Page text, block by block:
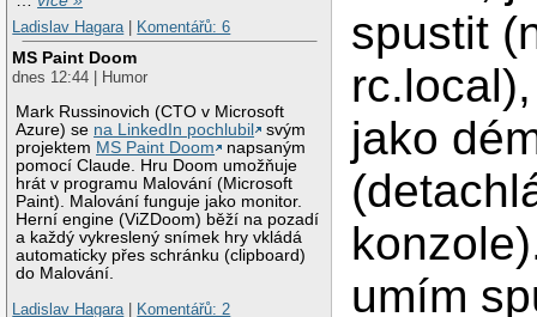
Ladislav Hagara
Komentářů: 6
MS Paint Doom
dnes 12:44 | Humor
Mark Russinovich (CTO v Microsoft
Azure) se na LinkedIn pochlubil
svým
projektem MS Paint Doom
napsaným
pomocí Claude. Hru Doom umožňuje
hrát v programu Malování (Microsoft
Paint). Malování funguje jako monitor.
Herní engine (ViZDoom) běží na pozadí
a každý vykreslený snímek hry vkládá
automaticky přes schránku (clipboard)
do Malování.
Ladislav Hagara
Komentářů: 2
spustit
jako
umím